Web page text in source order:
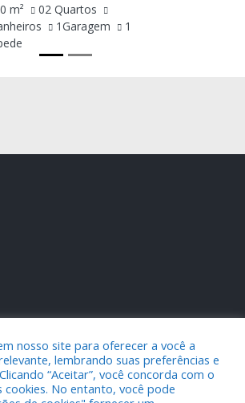
m²
02 Quartos
1Garagem
1
nosso site para oferecer a você a
lembrando suas preferências e
“Aceitar”, você concorda com o
cookies. No entanto, você pode